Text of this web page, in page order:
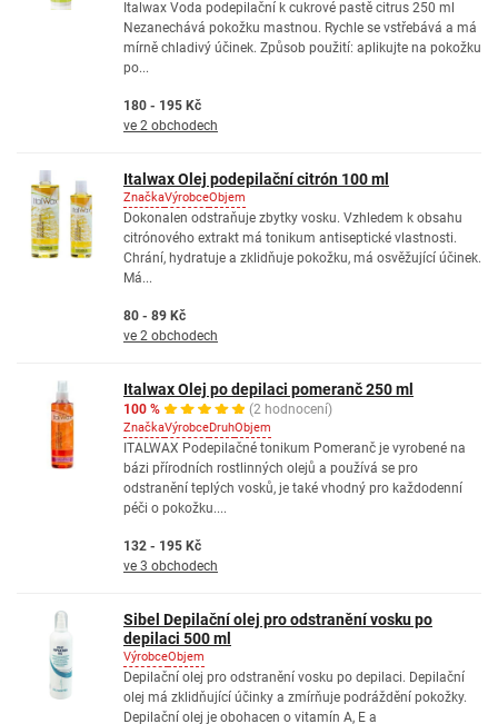
Italwax Voda podepilační k cukrové pastě citrus 250 ml
Nezanechává pokožku mastnou. Rychle se vstřebává a má
mírně chladivý účinek. Způsob použití: aplikujte na pokožku
po...
180 - 195 Kč
ve 2 obchodech
Italwax Olej podepilační citrón 100 ml
ZnačkaVýrobceObjem
Dokonalen odstraňuje zbytky vosku. Vzhledem k obsahu
citrónového extrakt má tonikum antiseptické vlastnosti.
Chrání, hydratuje a zklidňuje pokožku, má osvěžující účinek.
Má...
80 - 89 Kč
ve 2 obchodech
Italwax Olej po depilaci pomeranč 250 ml
100 % (2 hodnocení)
ZnačkaVýrobceDruhObjem
ITALWAX Podepilačné tonikum Pomeranč je vyrobené na
bázi přírodních rostlinných olejů a používá se pro
odstranění teplých vosků, je také vhodný pro každodenní
péči o pokožku....
132 - 195 Kč
ve 3 obchodech
Sibel Depilační olej pro odstranění vosku po
depilaci 500 ml
VýrobceObjem
Depilační olej pro odstranění vosku po depilaci. Depilační
olej má zklidňující účinky a zmírňuje podráždění pokožky.
Depilační olej je obohacen o vitamín A, E a